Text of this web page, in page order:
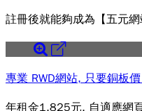
註冊後就能夠成為【五元網
專業 RWD網站, 只要銅板
年租金1,825元, 自適應網